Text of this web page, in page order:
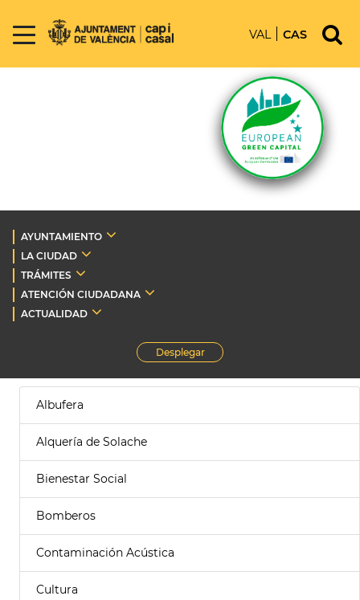
VAL CAS
AYUNTAMIENTO
LA CIUDAD
TRÁMITES
ATENCIÓN CIUDADANA
ACTUALIDAD
Desplegar
Albufera
Alquería de Solache
Bienestar Social
Bomberos
Contaminación Acústica
Cultura